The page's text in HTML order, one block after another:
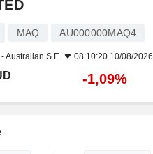
MAQ AU000000MAQ4
-Australian S.E. 08:10:20 10/08/2026
-1,09%